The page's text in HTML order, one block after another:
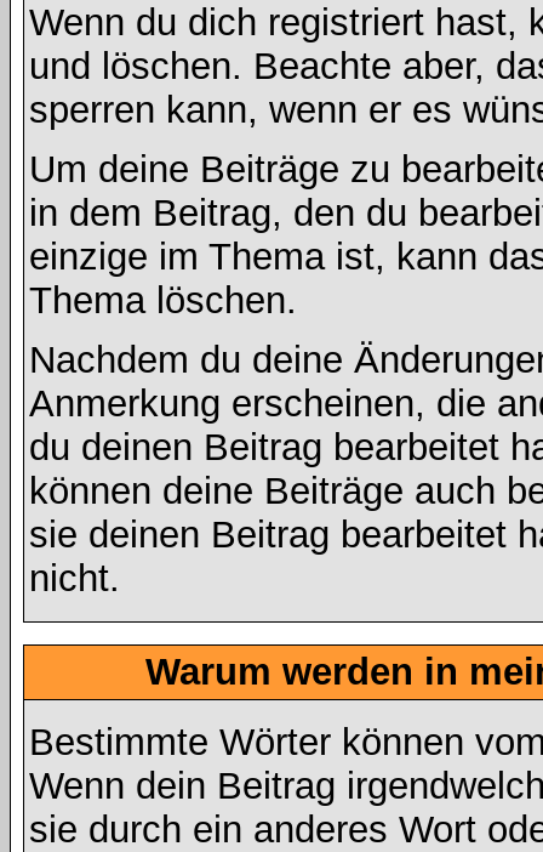
Wenn du dich registriert hast,
und löschen. Beachte aber,
sperren kann, wenn er es
Um deine Beiträge zu
in dem Beitrag, den du
einzige im Thema ist, kann
Thema löschen.
Nachdem du deine
Anmerkung erscheinen, die
du deinen Beitrag bearbeitet
können deine Beiträge auch
sie deinen Beitrag bearbeitet
nicht.
Warum werden in
Bestimmte Wörter können
Wenn dein Beitrag
sie durch ein anderes Wort